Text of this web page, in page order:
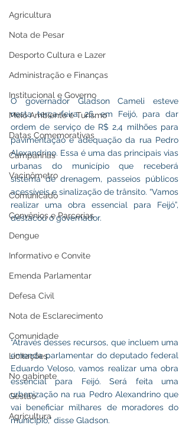
Agricultura
Nota de Pesar
Desporto Cultura e Lazer
Administração e Finanças
Institucional e Governo
Meio Ambiente e Turismo
Datas Comemorativas
Campanhas
Vacinômetro
Comunicado
Convênios e Parcerias
Dengue
Informativo e Convite
Emenda Parlamentar
Defesa Civil
Nota de Esclarecimento
Comunidade
Licitações
No gabinete
Gestão
Agricultura
O governador Gladson Cameli esteve
nesta terça-feira, 26, em Feijó, para dar
ordem de serviço de R$ 2,4 milhões para
pavimentação e adequação da rua Pedro
Alexandrino. Essa é uma das principais vias
urbanas do município que receberá
sistema de drenagem, passeios públicos
acessíveis e sinalização de trânsito. “Vamos
realizar uma obra essencial para Feijó”,
destacou o governador.
“Através desses recursos, que incluem uma
emenda parlamentar do deputado federal
Eduardo Veloso, vamos realizar uma obra
essencial para Feijó. Será feita uma
urbanização na rua Pedro Alexandrino que
vai beneficiar milhares de moradores do
município,” disse Gladson.